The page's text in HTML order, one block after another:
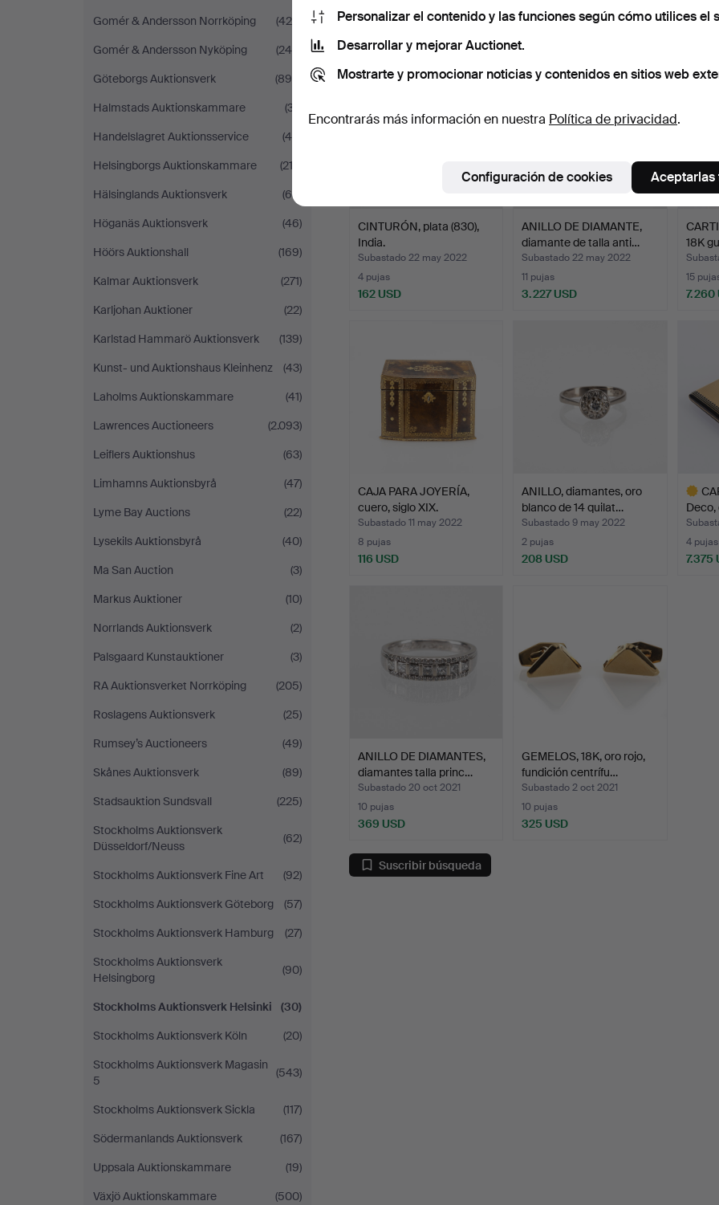
Gomér & Andersson Norrköping
(424)
Gomér & Andersson Nyköping
(249)
Göteborgs Auktionsverk
(890)
Halmstads Auktionskammare
(37)
Handelslagret Auktionsservice
(45)
Helsingborgs Auktionskammare
(212)
Hälsinglands Auktionsverk
(68)
Höganäs Auktionsverk
(46)
Höörs Auktionshall
(169)
Kalmar Auktionsverk
(271)
Karljohan Auktioner
(22)
Karlstad Hammarö Auktionsverk
(139)
Kunst- und Auktionshaus Kleinhenz
(43)
Laholms Auktionskammare
(41)
Lawrences Auctioneers
(2.093)
Leiflers Auktionshus
(63)
Limhamns Auktionsbyrå
(47)
Lyme Bay Auctions
(22)
Lysekils Auktionsbyrå
(40)
Ma San Auction
(3)
Markus Auktioner
(10)
Norrlands Auktionsverk
(2)
Palsgaard Kunstauktioner
(3)
RA Auktionsverket Norrköping
(205)
Roslagens Auktionsverk
(25)
Rumsey’s Auctioneers
(49)
Skånes Auktionsverk
(89)
Stadsauktion Sundsvall
(225)
Stockholms Auktionsverk
Düsseldorf/Neuss
(62)
Stockholms Auktionsverk Fine Art
(92)
Stockholms Auktionsverk Göteborg
(57)
Stockholms Auktionsverk Hamburg
(27)
Stockholms Auktionsverk
Helsingborg
(90)
Stockholms Auktionsverk Helsinki
(30)
Stockholms Auktionsverk Köln
(20)
Stockholms Auktionsverk Magasin
5
(543)
Stockholms Auktionsverk Sickla
(117)
Södermanlands Auktionsverk
(167)
Uppsala Auktionskammare
(19)
Växjö Auktionskammare
(500)
18 pujas
10 pujas
15
CINTURÓN, plata (830),
India.
Subastado 22 may 2022
4 pujas
162 USD
ANILLO DE DIAMANTE,
diamante de talla anti…
Subastado 22 may 2022
11 pujas
3.227 USD
18K
15
7.260
CAJA PARA JOYERÍA,
cuero, siglo XIX.
Subastado 11 may 2022
8 pujas
116 USD
ANILLO, diamantes, oro
blanco de 14 quilat…
Subastado 9 may 2022
2 pujas
208 USD
Deco,
4 pujas
7.375
ANILLO DE DIAMANTES,
diamantes talla princ…
Subastado 20 oct 2021
10 pujas
369 USD
GEMELOS, 18K, oro rojo,
fundición centrífu…
Subastado 2 oct 2021
10 pujas
325 USD
Suscribir búsqueda
Personalizar el contenido y las funciones según cómo utilices el
Desarrollar y mejorar Auctionet.
Mostrarte y promocionar noticias y contenidos en sitios web
Encontrarás más información en nuestra Política de privacidad.
Configuración de cookies Aceptarlas